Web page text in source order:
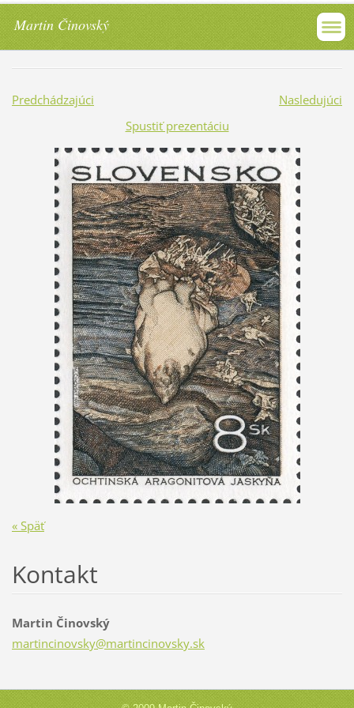
Martin Činovský
Predchádzajúci
Nasledujúci
Spustiť prezentáciu
« Späť
Kontakt
Martin Činovský
martincinovsky@martincinovsky.sk